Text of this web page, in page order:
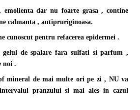
emolienta dar nu foarte grasa , contine
calmanta , antipruriginoasa.
cunoscut pentru refacerea epidermei .
gelul de spalare fara sulfati si parfum ,
noi .
mineral de mai multe ori pe zi , NU va
pranzului si mai ales in cazul